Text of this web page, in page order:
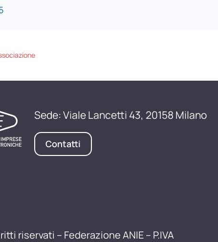
Sede: Viale Lancetti 43, 20158 Milano
Contatti
riservati – Federazione ANIE – P.IVA